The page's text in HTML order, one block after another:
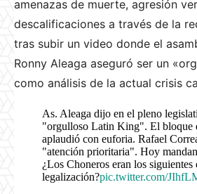
amenazas de muerte, agresión
descalificaciones a través de la
tras subir un video donde el
Ronny Aleaga aseguró ser un
como análisis de la actual crisis
As. Aleaga dijo en el pleno
"orgulloso Latin King". El bloque
aplaudió con euforia. Rafael
"atención prioritaria". Hoy
¿Los Choneros eran los siguientes
legalización?pic.twitter.com/